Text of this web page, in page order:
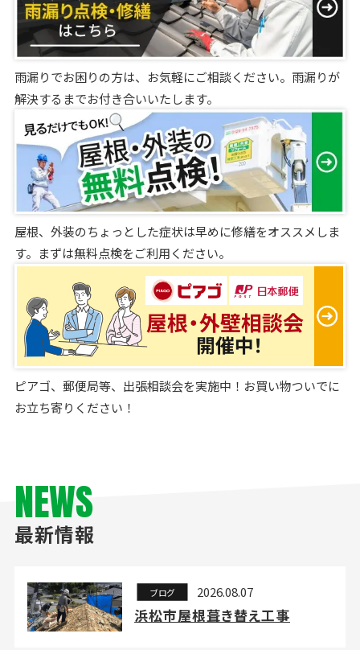
雨漏りでお困りの方は、お気軽にご相談ください。雨漏りが
解決するまでお付き合いいたします。
屋根、外装のちょっとした症状は早めに修繕をオススメしま
す。まずは無料点検をご利用ください。
ピアゴ、郵便局等、出張相談会を実施中！お買い物ついでに
お立ち寄りください！
NEWS
最新情報
ブログ 2026.08.07
浜松市屋根葺き替え工事